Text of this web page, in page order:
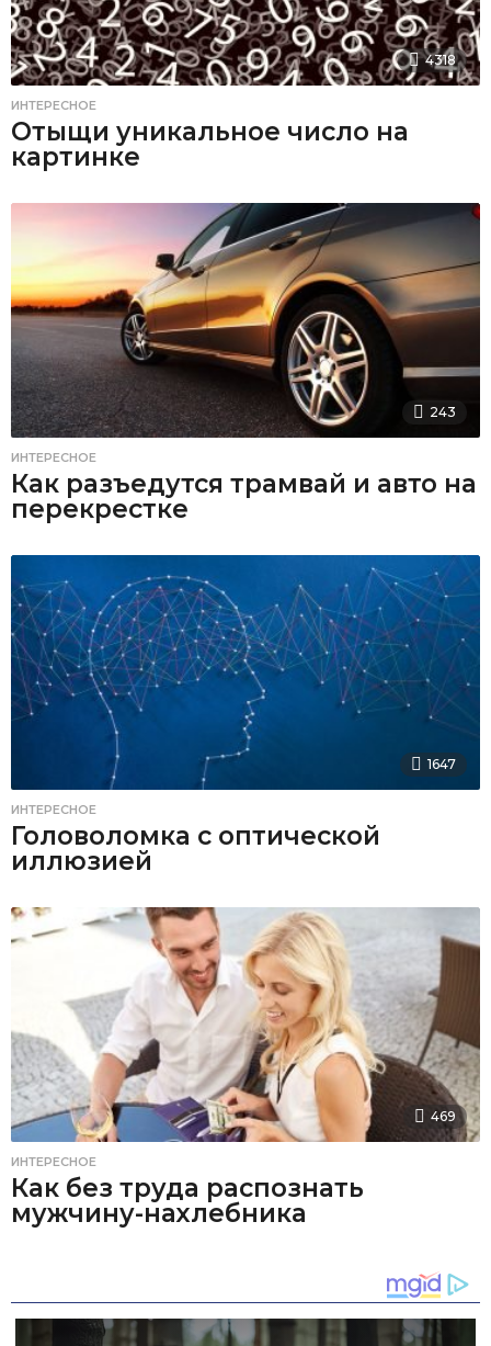
4318
ИНТЕРЕСНОЕ
Отыщи уникальное число на
картинке
243
ИНТЕРЕСНОЕ
Как разъедутся трамвай и авто на
перекрестке
1647
ИНТЕРЕСНОЕ
Головоломка с оптической
иллюзией
469
ИНТЕРЕСНОЕ
Как без труда распознать
мужчину-нахлебника